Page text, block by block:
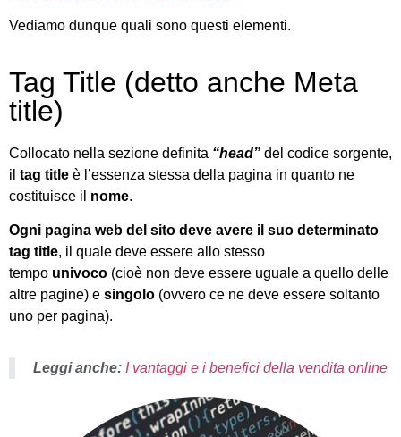
Vediamo dunque quali sono questi elementi.
Tag Title (detto anche Meta
title)
Collocato nella sezione definita “head” del codice sorgente,
il tag title è l’essenza stessa della pagina in quanto ne
costituisce il nome.
Ogni pagina web del sito deve avere il suo determinato
tag title, il quale deve essere allo stesso
tempo univoco (cioè non deve essere uguale a quello delle
altre pagine) e singolo (ovvero ce ne deve essere soltanto
uno per pagina).
Leggi anche: I vantaggi e i benefici della vendita online